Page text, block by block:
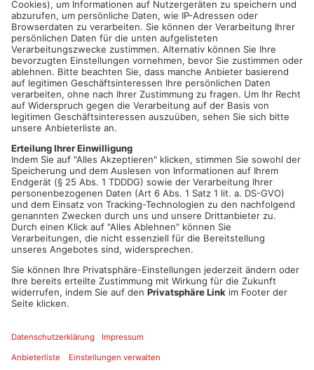
ASCHAFFENBURG.In Mainaschaff hat sich ein angebliches
Kühlschrank-Großhandel als Drogenumschlagplatz entpuppt.
Ab heute stehen die beiden Verdächtigen deshalb vor Gericht.
Zwei Männer sind angeklagt, der eine 39, der andere 38 Jahre
alt. Beide haben spanische Wurzeln und waren auf die Idee
gekommen, Marihuana im großen Stil von Spanien nach
Deutschland zu schmuggeln. Das Gras packten sie kiloweise
in Kühlschränke und Gefriertruhen. Das so hofften sie, sollte
Drogenspürhunde davon abhalten, das Marihuana zu
erschnüffeln. Das klappte auch. Der Weiterverkauf an
Großabnehmer allerdings nicht. Denn diese wollten bei der
Abholung in Mainaschaff nicht für die Ware bezahlen und
schossen bei der folgenden Auseinandersetzung einem der
beiden in den Fuß. Bei dieser Aktion flog das Marihuana-
Kühlschrank-Geschäft dann auf.
Artikel teilen
ANZEIGE